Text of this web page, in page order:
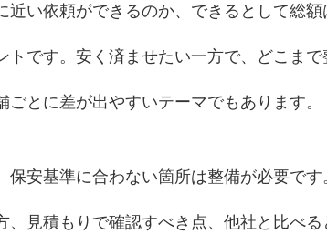
い依頼ができるのか、できるとして総額
です。安く済ませたい一方で、どこま
とに差が出やすいテーマでもあります。
安基準に合わない箇所は整備が必要で
見積もりで確認すべき点、他社と比べる